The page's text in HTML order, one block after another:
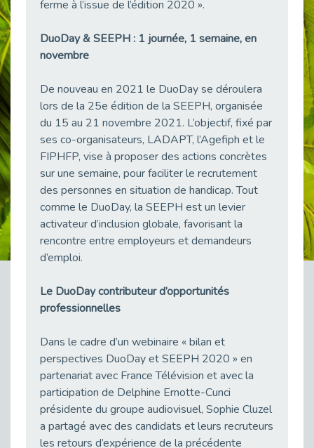
Publié le 11/04/2026
"Dois-je préciser que je suis handicapé sur mon CV?"
Handicap psychique au travail : et si nous changions de regard - vidéo
Publié le 03/04/2026
Avril, mois de l’accompagnement dans l’emploi avec Cap emploi.
Publié le 01/04/2026
Handicap invisible au travail : se taire ou parler? - vidéo
Publié le 31/03/2026
Publié le 30/03/2026
Publié le 30/03/2026
Publié le 30/03/2026
Mieux appréhender les enjeux du handicap singulier en entreprise - vidéo
Publié le 27/03/2026
DOETH 2025: Fin de l'écrêtement
ferme à l’issue de l’édition 2020 ».
DuoDay & SEEPH : 1 journée, 1 semaine, en
novembre
De nouveau en 2021 le DuoDay se déroulera
lors de la 25e édition de la SEEPH, organisée
du 15 au 21 novembre 2021. L’objectif, fixé par
ses co-organisateurs, LADAPT, l’Agefiph et le
FIPHFP, vise à proposer des actions concrètes
sur une semaine, pour faciliter le recrutement
des personnes en situation de handicap. Tout
comme le DuoDay, la SEEPH est un levier
activateur d’inclusion globale, favorisant la
rencontre entre employeurs et demandeurs
d’emploi.
Le DuoDay contributeur d’opportunités
professionnelles
Dans le cadre d’un webinaire « bilan et
perspectives DuoDay et SEEPH 2020 » en
partenariat avec France Télévision et avec la
participation de Delphine Ernotte-Cunci
présidente du groupe audiovisuel, Sophie Cluzel
a partagé avec des candidats et leurs recruteurs
les retours d’expérience de la précédente